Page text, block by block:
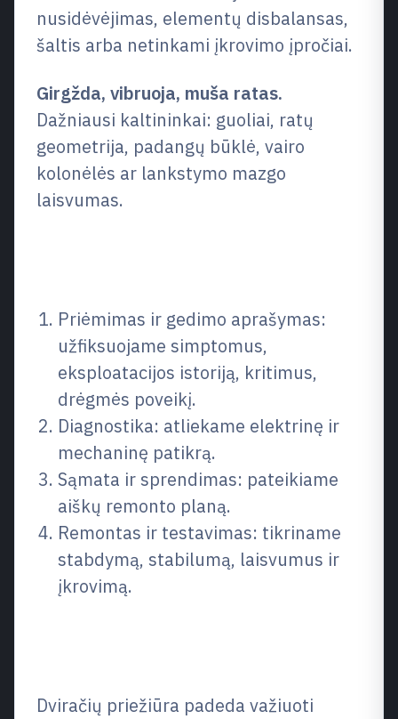
nusidėvėjimas, elementų disbalansas,
šaltis arba netinkami įkrovimo įpročiai.
Girgžda, vibruoja, muša ratas.
Dažniausi kaltininkai: guoliai, ratų
geometrija, padangų būklė, vairo
kolonėlės ar lankstymo mazgo
laisvumas.
Priėmimas ir gedimo aprašymas:
užfiksuojame simptomus,
eksploatacijos istoriją, kritimus,
drėgmės poveikį.
Diagnostika: atliekame elektrinę ir
mechaninę patikrą.
Sąmata ir sprendimas: pateikiame
aiškų remonto planą.
Remontas ir testavimas: tikriname
stabdymą, stabilumą, laisvumus ir
įkrovimą.
Dviračių priežiūra padeda važiuoti